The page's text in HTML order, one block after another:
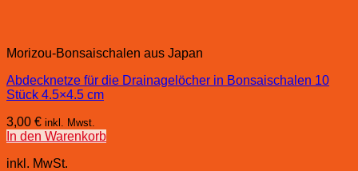
Morizou-Bonsaischalen aus Japan
Abdecknetze für die Drainagelöcher in Bonsaischalen 10
Stück 4.5×4.5 cm
3,00 € inkl. Mwst.
In den Warenkorb
inkl. MwSt.